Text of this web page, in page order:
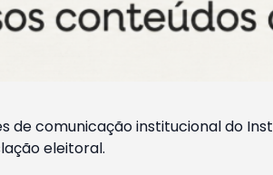
de comunicação institucional do
eleitoral.